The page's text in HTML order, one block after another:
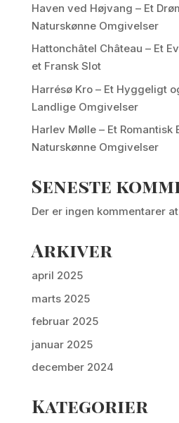
Haven ved Højvang – Et
Naturskønne Omgivelser
Hattonchâtel Château – Et
et Fransk Slot
Harrésø Kro – Et Hyggeligt
Landlige Omgivelser
Harlev Mølle – Et Romantisk
Naturskønne Omgivelser
Seneste
Der er ingen kommentarer
Arkiver
april 2025
marts 2025
februar 2025
januar 2025
december 2024
Kategorier